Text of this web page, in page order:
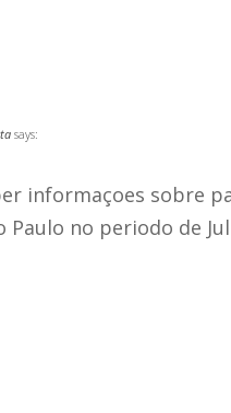
says:
informaçoes sobre
Paulo no periodo de